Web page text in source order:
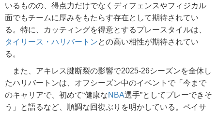
いるものの、得点力だけでなくディフェンスやフィジカル
面でもチームに厚みをもたらす存在として期待されてい
る。特に、カッティングを得意とするプレースタイルは、
タイリース・ハリバートンとの高い相性が期待されてい
る。
また、アキレス腱断裂の影響で2025-26シーズンを全休し
たハリバートンは、オフシーズン中のイベントで「今まで
のキャリアで、初めて“健康なNBA選手”としてプレーできそ
う」と語るなど、順調な回復ぶりを明かしている。ペイサ